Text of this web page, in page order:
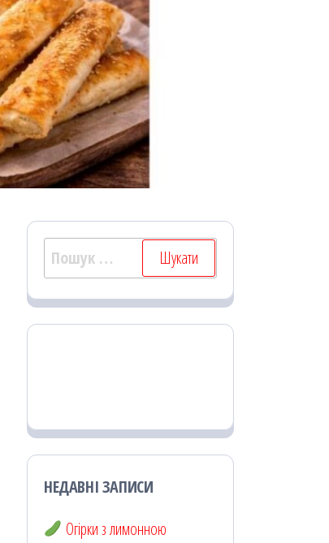
Пошук:
НЕДАВНІ ЗАПИСИ
Огірки з лимонною